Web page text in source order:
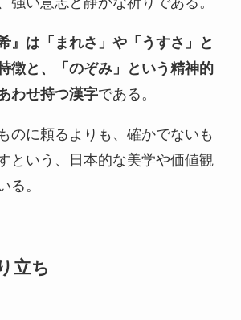
』は「まれさ」や「うすさ」と
徴と、「のぞみ」という精神的
わせ持つ漢字である。
のに頼るよりも、確かでないも
という、日本的な美学や価値観
る。
立ち